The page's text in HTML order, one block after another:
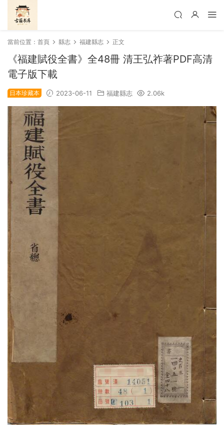
當前位置： 首頁 縣志 福建縣志 正文
《福建賦役全書》全48冊 清王弘祚著PDF高清
電子版下載
日本珍藏本 2023-06-11 福建縣志 2.06k